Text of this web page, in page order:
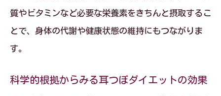
質やビタミンなど必要な栄養素をきちんと摂取するこ
とで、身体の代謝や健康状態の維持にもつながりま
す。
科学的根拠からみる耳つぼダイエットの効果